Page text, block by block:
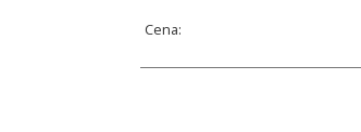
Cena: